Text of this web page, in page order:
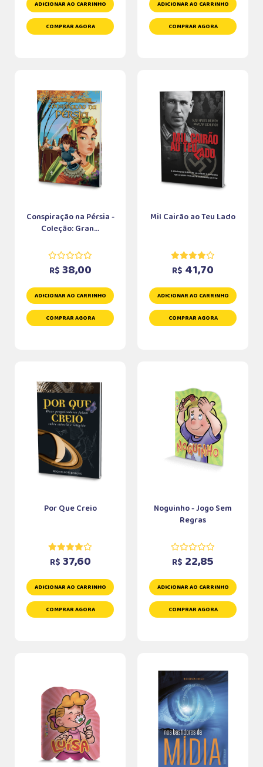
ADICIONAR AO CARRINHO
COMPRAR AGORA
ADICIONAR AO CARRINHO
COMPRAR AGORA
Conspiração na Pérsia -
Coleção: Gran...
R$ 38,00
ADICIONAR AO CARRINHO
COMPRAR AGORA
Mil Cairão ao Teu Lado
R$ 41,70
ADICIONAR AO CARRINHO
COMPRAR AGORA
Por Que Creio
R$ 37,60
ADICIONAR AO CARRINHO
COMPRAR AGORA
Noguinho - Jogo Sem
Regras
R$ 22,85
ADICIONAR AO CARRINHO
COMPRAR AGORA